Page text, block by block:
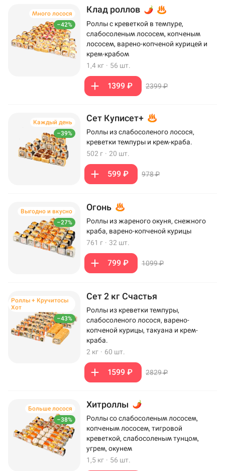
–42%
Много лосося Клад роллов
Роллы с креветкой в темпуре,
слабосоленым лососем, копченым
лососем, варено-копченой курицей и
крем-крабом
1,4 кг · 56 шт.
1399 ₽ 2399 ₽
–39%
Каждый день Сет Куписет+
Роллы из слабосоленого лосося,
креветки темпуры и крем-краба.
502 г · 20 шт.
599 ₽ 978 ₽
–27%
Выгодно и вкусно Огонь
Роллы из жареного окуня, снежного
краба, варено-копченой курицы
761 г · 32 шт.
799 ₽ 1099 ₽
–43%
Роллы + Кручитосы
Хот
Сет 2 кг Счастья
Роллы из креветки темпуры,
слабосоленого лосося, варено-
копченой курицы, такуана и крем-
краба.
2 кг · 60 шт.
1599 ₽ 2829 ₽
–38%
Больше лосося Хитроллы
Роллы со слабосоленым лососем,
копченым лососем, тигровой
креветкой, слабосоленым тунцом,
угрем, окунем
1,5 кг · 56 шт.